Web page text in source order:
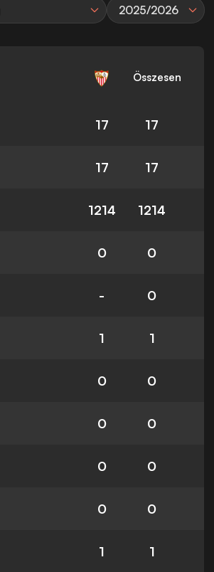
2025/2026
Összesen
17 17
17 17
1214 1214
0 0
- 0
1 1
0 0
0 0
0 0
0 0
1 1